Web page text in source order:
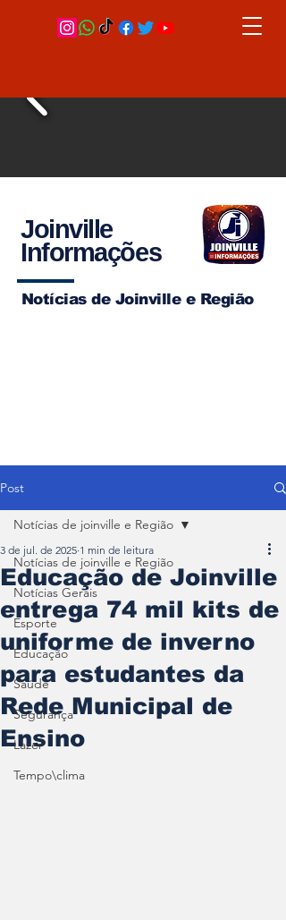
Joinville
Informações
Notícias de Joinville e Região
Post
Notícias de joinville e Região
Notícias Gerais
Esporte
Educação
Saúde
Segurança
Lazer
Tempo\clima
Notícias de joinville e Região
Educação de Joinville
entrega 74 mil kits de
uniforme de inverno
para estudantes da
Rede Municipal de
Ensino
3 de jul. de 2025 1 min de leitura